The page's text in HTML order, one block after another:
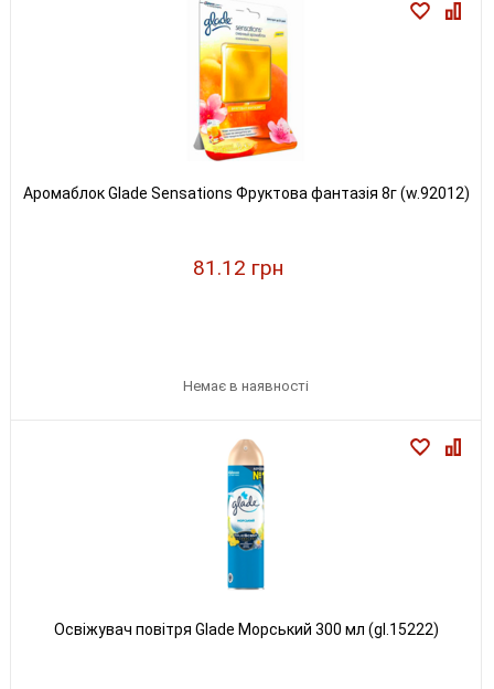
Аромаблок Glade Sensations Фруктова фантазія 8г (w.92012)
81.12 грн
Немає в наявності
Освіжувач повітря Glade Морський 300 мл (gl.15222)